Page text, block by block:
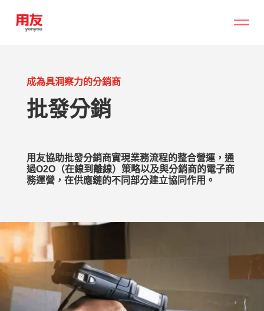
成為具洞察力的分銷商
批發分銷
用友協助批發分銷商實現業務流程的整合營運，通
過O2O（在線到離線）策略以及與分銷商的電子商
務運營，在供應鏈的不同部分建立協同作用。